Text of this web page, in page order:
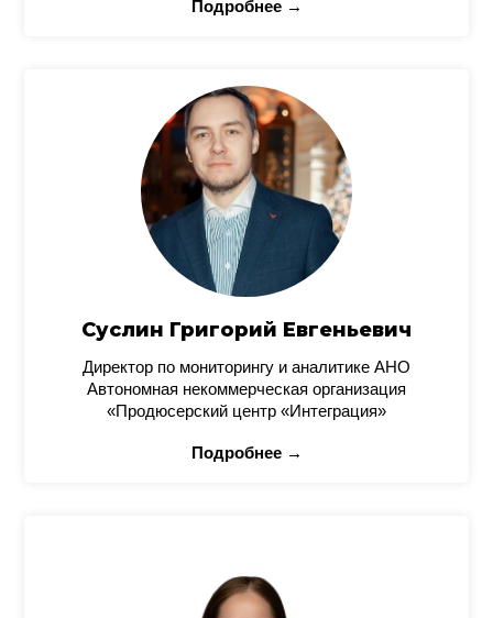
Подробнее →
Суслин Григорий Евгеньевич
Директор по мониторингу и аналитике АНО
Автономная некоммерческая организация
«Продюсерский центр «Интеграция»
Подробнее →